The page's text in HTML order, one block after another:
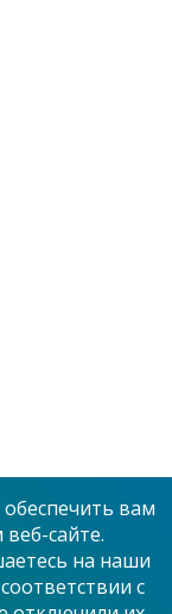
вам
сайте.
на наши
с